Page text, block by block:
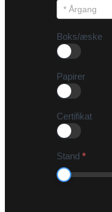
Boks/æske
Papirer
Certifikat
Stand *